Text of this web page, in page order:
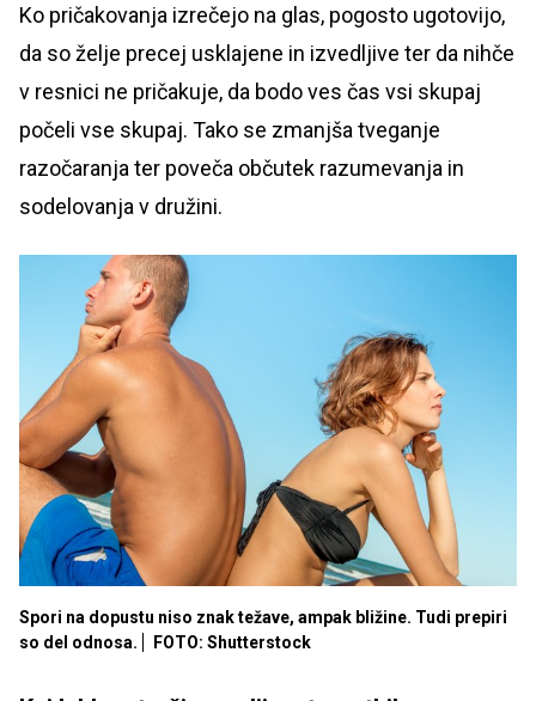
Ko pričakovanja izrečejo na glas, pogosto ugotovijo,
da so želje precej usklajene in izvedljive ter da nihče
v resnici ne pričakuje, da bodo ves čas vsi skupaj
počeli vse skupaj. Tako se zmanjša tveganje
razočaranja ter poveča občutek razumevanja in
sodelovanja v družini.
Spori na dopustu niso znak težave, ampak bližine. Tudi prepiri
so del odnosa.
FOTO: Shutterstock